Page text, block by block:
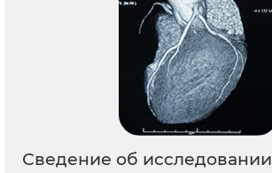
Сведение об исследовании